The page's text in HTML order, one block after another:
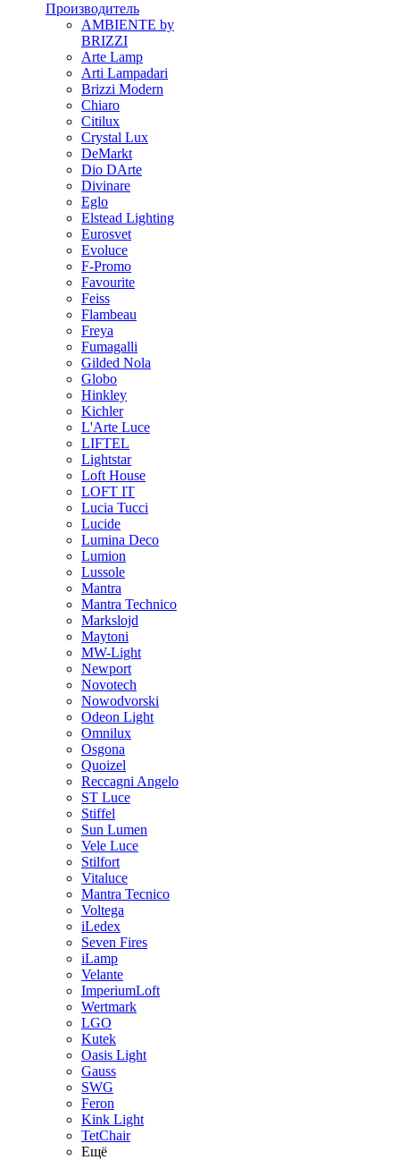
Производитель
AMBIENTE by
BRIZZI
Arte Lamp
Arti Lampadari
Brizzi Modern
Chiaro
Citilux
Crystal Lux
DeMarkt
Dio DArte
Divinare
Eglo
Elstead Lighting
Eurosvet
Evoluce
F-Promo
Favourite
Feiss
Flambeau
Freya
Fumagalli
Gilded Nola
Globo
Hinkley
Kichler
L'Arte Luce
LIFTEL
Lightstar
Loft House
LOFT IT
Lucia Tucci
Lucide
Lumina Deco
Lumion
Lussole
Mantra
Mantra Technico
Markslojd
Maytoni
MW-Light
Newport
Novotech
Nowodvorski
Odeon Light
Omnilux
Osgona
Quoizel
Reccagni Angelo
ST Luce
Stiffel
Sun Lumen
Vele Luce
Stilfort
Vitaluce
Mantra Tecnico
Voltega
iLedex
Seven Fires
iLamp
Velante
ImperiumLoft
Wertmark
LGO
Kutek
Oasis Light
Gauss
SWG
Feron
Kink Light
TetСhair
Ещё